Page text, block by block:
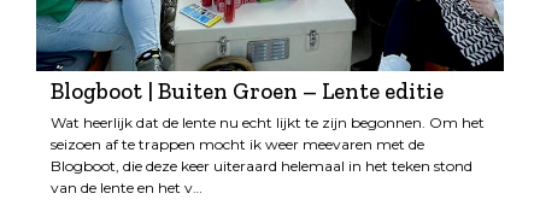
Blogboot | Buiten Groen – Lente editie
Wat heerlijk dat de lente nu echt lijkt te zijn begonnen. Om het
seizoen af te trappen mocht ik weer meevaren met de
Blogboot, die deze keer uiteraard helemaal in het teken stond
van de lente en het v…